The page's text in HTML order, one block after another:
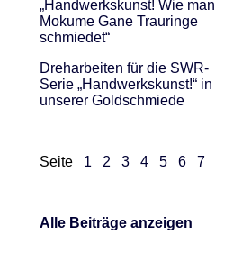
„Handwerkskunst! Wie man
Mokume Gane Trauringe
schmiedet“
Dreharbeiten für die SWR-
Serie „Handwerkskunst!“ in
unserer Goldschmiede
Seite 1 2 3 4 5 6 7
Alle Beiträge anzeigen